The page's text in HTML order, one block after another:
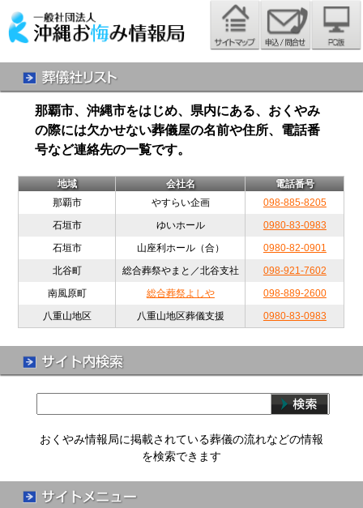
那覇市、沖縄市をはじめ、県内にある、おくやみ
の際には欠かせない葬儀屋の名前や住所、電話番
号など連絡先の一覧です。
地域 会社名
電話番号
那覇市
やすらい企画
098-885-8205
石垣市
ゆいホール
0980-83-0983
石垣市
山座利ホール（合）
0980-82-0901
北谷町
総合葬祭やまと／北谷支社
098-921-7602
南風原町
総合葬祭よしや
098-889-2600
八重山地区
八重山地区葬儀支援 0980-83-0983
おくやみ情報局に掲載されている葬儀の流れなどの情報
を検索できます